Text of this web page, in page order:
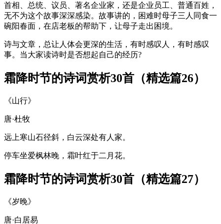
首相、总统、议员、著名企业家，还是企业员工、普通百姓，
无不为这个故事深深感染。故事讲的，困难时母子三人同食一
碗阳春面，在店老板的帮助下，让母子走出困境。
诗与文章，总让人体会更深的生活，有时感叹人，有时感叹
事。当大家读诗时是否想起自己的经历?
霜降时节的诗词赏析30首（精选篇26）
《山行》
唐·杜牧
远上寒山石径斜，白云深处有人家。
停车坐爱枫林晚，霜叶红于二月花。
霜降时节的诗词赏析30首（精选篇27）
《岁晚》
唐·白居易